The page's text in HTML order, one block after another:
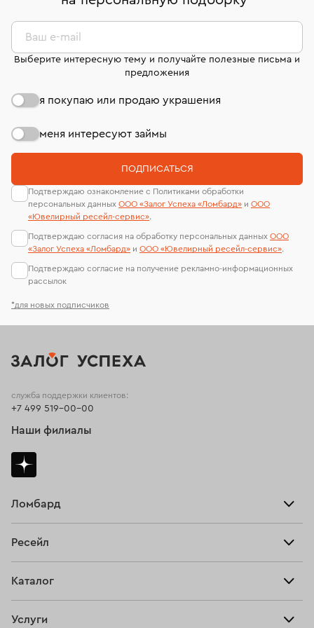
дней на возврат. Детальные условия возврата
комиссионных украшений и часов смотрите на
странице«Возврат украшений»
сертификаты МГУ и других геммологических
лабораторий
*для новых подписчиков
Ваш e-mail
Выберите интересную тему и получайте полезные письма и
предложения
я покупаю или продаю украшения
меня интересуют займы
ПОДПИСАТЬСЯ
Подтверждаю ознакомление с Политиками обработки
персональных данных ООО «Залог Успеха «Ломбард» и ООО
«Ювелирный ресейл-сервиc».
Подтверждаю согласия на обработку персональных данных ООО
«Залог Успеха «Ломбард» и ООО «Ювелирный ресейл-сервиc».
Подтверждаю согласие на получение рекламно-информационных
рассылок
Ломбард
Тарифы
Ресейл
Купить
Каталог
Услуги
служба поддержки клиентов:
+7 499 519-00-00
Наши филиалы